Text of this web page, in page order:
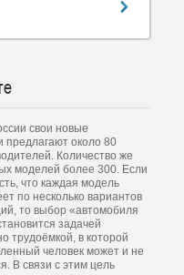
свои новые
предлагают около 80
Количество же
моделей более 300. Если
что каждая модель
по несколько вариантов
то выбор «автомобиля
задачей
трудоёмкой, в которой
человек может и не
В связи с этим цель